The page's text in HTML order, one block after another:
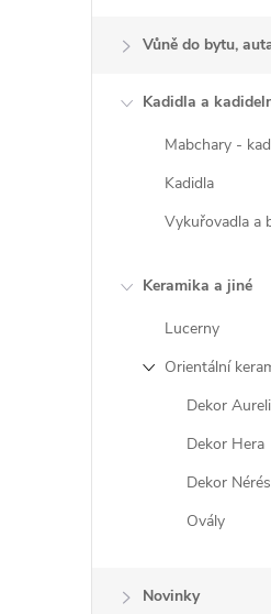
Vůně do bytu,
Kadidla a
Mabchary -
Kadidla
Vykuřovadla a
Keramika a jiné
Lucerny
Orientální
Dekor
Dekor Hera
Dekor Nérés
Ovály
Novinky